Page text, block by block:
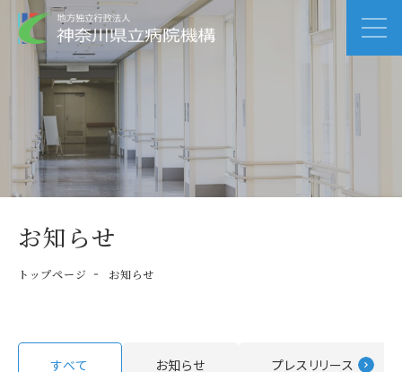
お知らせ
トップページ お知らせ
すべて お知らせ プレスリリース